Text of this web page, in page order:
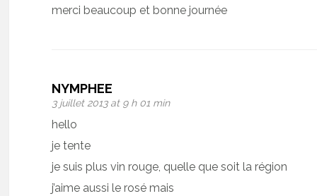
merci beaucoup et bonne journée
NYMPHEE
3 juillet 2013 at 9 h 01 min
hello
je tente
je suis plus vin rouge, quelle que soit la région
j’aime aussi le rosé mais